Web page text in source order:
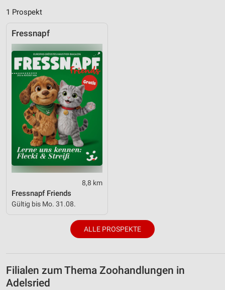
1 Prospekt
Fressnapf
8,8 km
Fressnapf Friends
Gültig bis Mo. 31.08.
ALLE PROSPEKTE
Filialen zum Thema Zoohandlungen in
Adelsried